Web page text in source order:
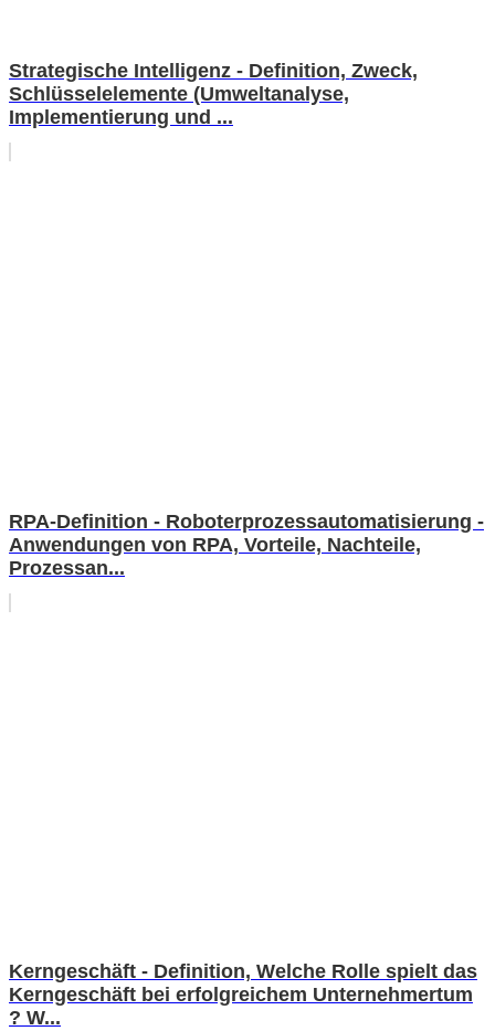
Strategische Intelligenz - Definition, Zweck,
Schlüsselelemente (Umweltanalyse,
Implementierung und ...
RPA-Definition - Roboterprozessautomatisierung -
Anwendungen von RPA, Vorteile, Nachteile,
Prozessan...
Kerngeschäft - Definition, Welche Rolle spielt das
Kerngeschäft bei erfolgreichem Unternehmertum
? W...